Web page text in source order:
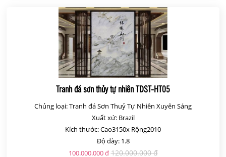
Tranh đá sơn thủy tự nhiên TDST-HT05
Chủng loại: Tranh đá Sơn Thuỷ Tự Nhiên Xuyên Sáng
Xuất xứ: Brazil
Kích thước: Cao3150x Rộng2010
Độ dày: 1.8
100.000.000 đ 120.000.000 đ